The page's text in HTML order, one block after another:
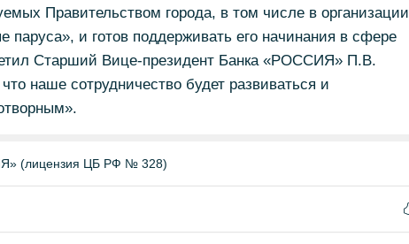
Правительством города, в том числе в организации
паруса», и готов поддерживать его начинания в сфере
Старший Вице-президент Банка «РОССИЯ» П.В.
наше сотрудничество будет развиваться и
(лицензия ЦБ РФ № 328)